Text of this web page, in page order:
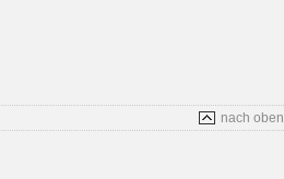
nach oben